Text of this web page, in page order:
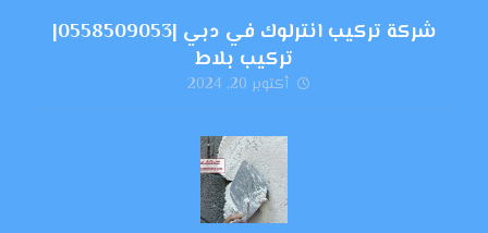
شركة تركيب انترلوك في دبي |0558509053|
تركيب بلاط
أكتوبر 20, 2024